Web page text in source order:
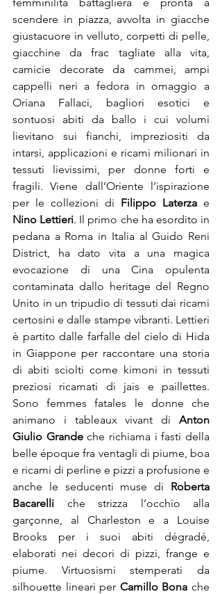
scendere in piazza, avvolta in giacche
giustacuore in velluto, corpetti di pelle,
giacchine da frac tagliate alla vita,
camicie decorate da cammei, ampi
cappelli neri a fedora in omaggio a
Oriana Fallaci, bagliori esotici e
sontuosi abiti da ballo i cui volumi
lievitano sui fianchi, impreziositi da
intarsi, applicazioni e ricami milionari in
tessuti lievissimi, per donne forti e
fragili. Viene dall’Oriente l’ispirazione
per le collezioni di Filippo Laterza
Nino Lettieri. Il primo che ha esordito in
pedana a Roma in Italia al Guido Reni
District, ha dato vita a una magica
evocazione di una Cina opulenta
contaminata dallo heritage del Regno
Unito in un tripudio di tessuti dai ricami
certosini e dalle stampe vibranti. Lettieri
è partito dalle farfalle del cielo di Hida
in Giappone per raccontare una storia
di abiti sciolti come kimoni in tessuti
preziosi ricamati di jais e paillettes.
Sono femmes fatales le donne che
animano i tableaux vivant di Anton
Giulio Grande che richiama i fasti della
belle époque fra ventagli di piume, boa
e ricami di perline e pizzi a profusione e
anche le seducenti muse di Roberta
Bacarelli che strizza l’occhio alla
garçonne, al Charleston e a Louise
Brooks per i suoi abiti dégradé,
elaborati nei decori di pizzi, frange e
piume. Virtuosismi stemperati da
silhouette lineari per Camillo Bona che